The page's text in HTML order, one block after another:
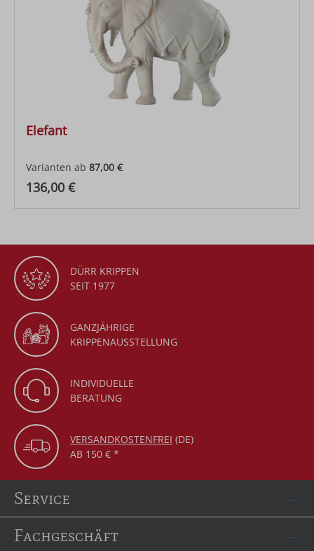
Elefant
Varianten ab 87,00 €
Regulärer Preis:
136,00 €
DÜRR KRIPPEN
SEIT 1977
GANZJÄHRIGE
KRIPPENAUSSTELLUNG
INDIVIDUELLE
BERATUNG
VERSANDKOSTENFREI (DE)
AB 150 € *
Service
Fachgeschäft